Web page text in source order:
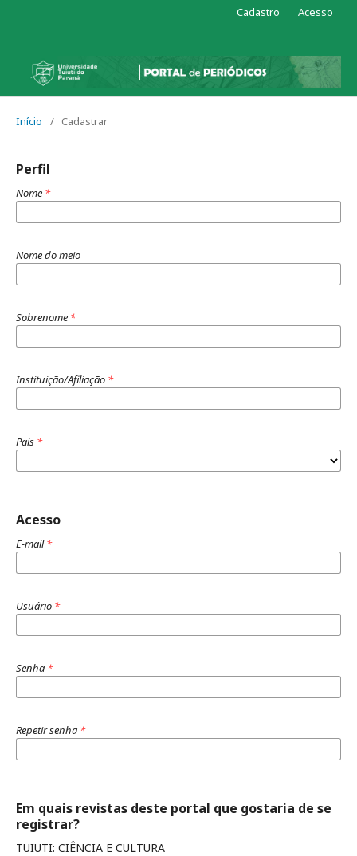
Cadastro Acesso
Início / Cadastrar
Perfil
Nome *
Nome do meio
Sobrenome *
Instituição/Afiliação *
País *
Acesso
E-mail*
Usuário *
Senha *
Repetir senha *
Em quais revistas deste portal que gostaria de se
registrar?
TUIUTI: CIÊNCIA E CULTURA